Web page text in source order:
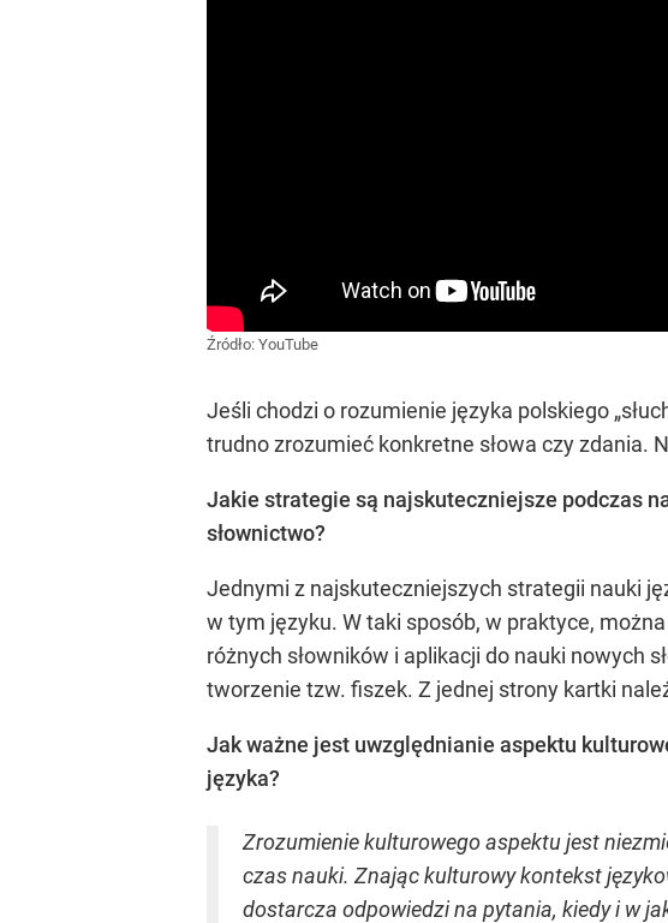
Źródło: YouTube
Jeśli chodzi o rozumienie języka polskiego
trudno zrozumieć konkretne słowa czy zdania.
Jakie strategie są najskuteczniejsze podczas
słownictwo?
Jednymi z najskuteczniejszych strategii nauki
w tym języku. W taki sposób, w praktyce,
różnych słowników i aplikacji do nauki nowych
tworzenie tzw. fiszek. Z jednej strony kartki
Jak ważne jest uwzględnianie aspektu
języka?
Zrozumienie kulturowego aspektu jest
czas nauki. Znając kulturowy kontekst
dostarcza odpowiedzi na pytania, kiedy i w